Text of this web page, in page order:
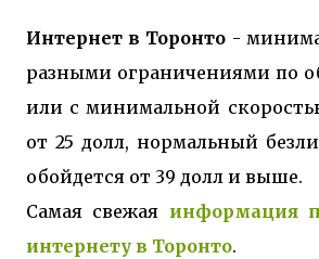
Интернет в Торонто -
разными ограничениями по
или с минимальной
от 25 долл, нормальный
обойдется от 39 долл и выше.
Самая свежая информация
интернету в Торонто.